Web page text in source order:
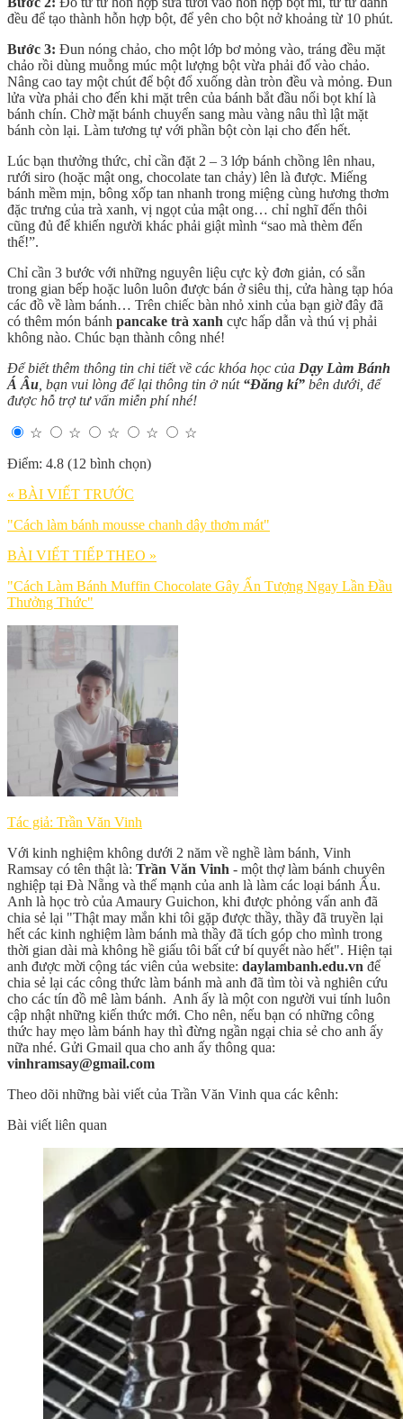
đều để tạo thành hỗn hợp bột, để yên cho bột nở khoảng từ 10 phút.
Bước 3: Đun nóng chảo, cho một lớp bơ mỏng vào, tráng đều mặt
chảo rồi dùng muỗng múc một lượng bột vừa phải đổ vào chảo.
Nâng cao tay một chút để bột đổ xuống dàn tròn đều và mỏng. Đun
lửa vừa phải cho đến khi mặt trên của bánh bắt đầu nổi bọt khí là
bánh chín. Chờ mặt bánh chuyển sang màu vàng nâu thì lật mặt
bánh còn lại. Làm tương tự với phần bột còn lại cho đến hết.
Lúc bạn thưởng thức, chỉ cần đặt 2 – 3 lớp bánh chồng lên nhau,
rưới siro (hoặc mật ong, chocolate tan chảy) lên là được. Miếng
bánh mềm mịn, bông xốp tan nhanh trong miệng cùng hương thơm
đặc trưng của trà xanh, vị ngọt của mật ong… chỉ nghĩ đến thôi
cũng đủ để khiến người khác phải giật mình “sao mà thèm đến
thế!”.
Chỉ cần 3 bước với những nguyên liệu cực kỳ đơn giản, có sẵn
trong gian bếp hoặc luôn luôn được bán ở siêu thị, cửa hàng tạp hóa
các đồ về làm bánh… Trên chiếc bàn nhỏ xinh của bạn giờ đây đã
có thêm món bánh pancake trà xanh cực hấp dẫn và thú vị phải
không nào. Chúc bạn thành công nhé!
Để biết thêm thông tin chi tiết về các khóa học của Dạy Làm Bánh
Á Âu, bạn vui lòng để lại thông tin ở nút “Đăng kí” bên dưới, để
được hỗ trợ tư vấn miễn phí nhé!
☆ ☆ ☆ ☆
☆
Điểm: 4.8 (12 bình chọn)
« BÀI VIẾT TRƯỚC
"Cách làm bánh mousse chanh dây thơm mát"
BÀI VIẾT TIẾP THEO »
"Cách Làm Bánh Muffin Chocolate Gây Ấn Tượng Ngay Lần Đầu
Thưởng Thức"
Tác giả: Trần Văn Vinh
Với kinh nghiệm không dưới 2 năm về nghề làm bánh, Vinh
Ramsay có tên thật là: Trần Văn Vinh - một thợ làm bánh chuyên
nghiệp tại Đà Nẵng và thế mạnh của anh là làm các loại bánh Âu.
Anh là học trò của Amaury Guichon, khi được phỏng vấn anh đã
chia sẻ lại "Thật may mắn khi tôi gặp được thầy, thầy đã truyền lại
hết các kinh nghiệm làm bánh mà thầy đã tích góp cho mình trong
thời gian dài mà không hề giấu tôi bất cứ bí quyết nào hết". Hiện tại
anh được mời cộng tác viên của website: daylambanh.edu.vn để
chia sẻ lại các công thức làm bánh mà anh đã tìm tòi và nghiên cứu
cho các tín đồ mê làm bánh. Anh ấy là một con người vui tính luôn
cập nhật những kiến thức mới. Cho nên, nếu bạn có những công
thức hay mẹo làm bánh hay thì đừng ngần ngại chia sẻ cho anh ấy
nữa nhé. Gửi Gmail qua cho anh ấy thông qua:
vinhramsay@gmail.com
Theo dõi những bài viết của Trần Văn Vinh qua các kênh:
Bài viết liên quan